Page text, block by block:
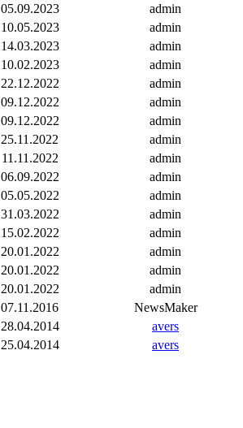
05.09.2023
admin
10.05.2023
admin
14.03.2023
admin
10.02.2023
admin
22.12.2022
admin
09.12.2022
admin
09.12.2022
admin
25.11.2022
admin
11.11.2022
admin
06.09.2022
admin
05.05.2022
admin
31.03.2022
admin
15.02.2022
admin
20.01.2022
admin
20.01.2022
admin
20.01.2022
admin
07.11.2016
NewsMaker
28.04.2014
avers
25.04.2014 avers